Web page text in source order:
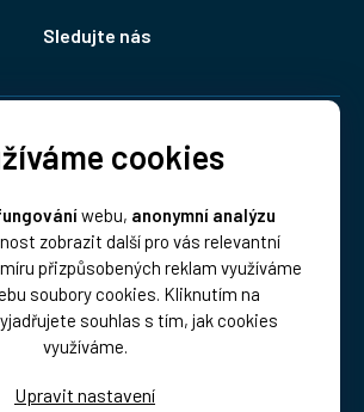
cookies
webu, anonymní analýzu
zobrazit další pro vás relevantní
přizpůsobených reklam využíváme
soubory cookies. Kliknutím na
souhlas s tím, jak cookies
využíváme.
Sledujte nás
Platba: